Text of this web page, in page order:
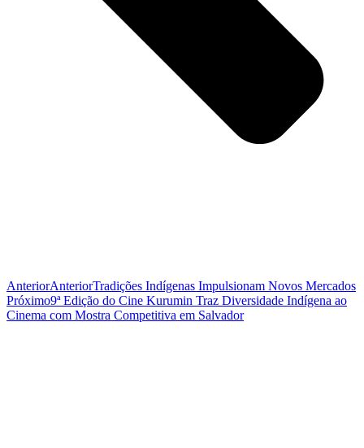
AnteriorAnteriorTradições Indígenas Impulsionam Novos Mercados
Próximo9ª Edição do Cine Kurumin Traz Diversidade Indígena ao
Cinema com Mostra Competitiva em Salvador